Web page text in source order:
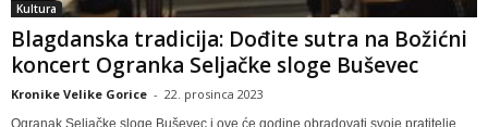
Kultura
Blagdanska tradicija: Dođite sutra na Božićni
koncert Ogranka Seljačke sloge Buševec
Kronike Velike Gorice - 22. prosinca 2023